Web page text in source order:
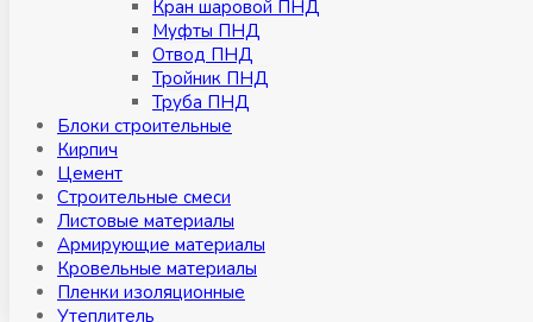
Кран шаровой ПНД
Муфты ПНД
Отвод ПНД
Тройник ПНД
Труба ПНД
Блоки строительные
Кирпич
Цемент
Строительные смеси
Листовые материалы
Армирующие материалы
Кровельные материалы
Пленки изоляционные
Утеплитель